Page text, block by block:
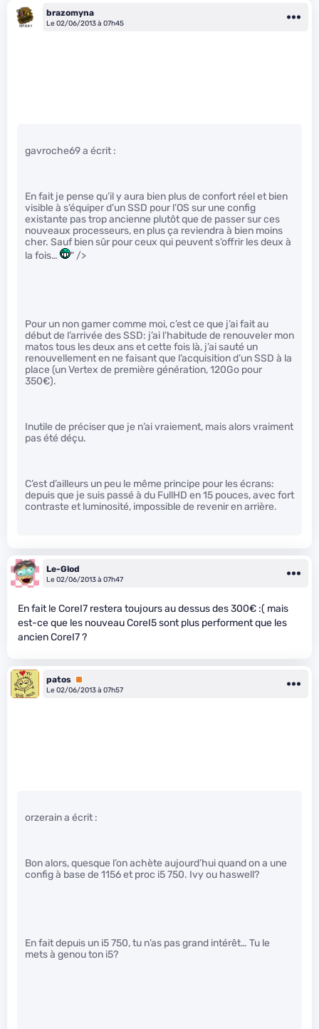
brazomyna
Le 02/06/2013 à 07h45
gavroche69 a écrit :
En fait je pense qu’il y aura bien plus de confort réel et bien
visible à s’équiper d’un SSD pour l’OS sur une config
existante pas trop ancienne plutôt que de passer sur ces
nouveaux processeurs, en plus ça reviendra à bien moins
cher. Sauf bien sûr pour ceux qui peuvent s’offrir les deux à
la fois…
" />
Pour un non gamer comme moi, c’est ce que j’ai fait au
début de l’arrivée des SSD: j’ai l’habitude de renouveler mon
matos tous les deux ans et cette fois là, j’ai sauté un
renouvellement en ne faisant que l’acquisition d’un SSD à la
place (un Vertex de première génération, 120Go pour
350€).
Inutile de préciser que je n’ai vraiement, mais alors vraiment
pas été déçu.
C’est d’ailleurs un peu le même principe pour les écrans:
depuis que je suis passé à du FullHD en 15 pouces, avec fort
contraste et luminosité, impossible de revenir en arrière.
Le-Glod
Le 02/06/2013 à 07h47
En fait le CoreI7 restera toujours au dessus des 300€ :( mais
est-ce que les nouveau CoreI5 sont plus performent que les
ancien CoreI7 ?
patos Premium
Le 02/06/2013 à 07h57
orzerain a écrit :
Bon alors, quesque l’on achète aujourd’hui quand on a une
config à base de 1156 et proc i5 750. Ivy ou haswell?
En fait depuis un i5 750, tu n’as pas grand intérêt… Tu le
mets à genou ton i5?